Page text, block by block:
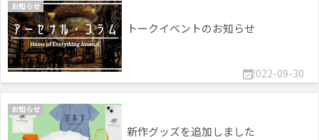
2022-09-30
お知らせ
トークイベントのお知らせ
お知らせ
新作グッズを追加しました